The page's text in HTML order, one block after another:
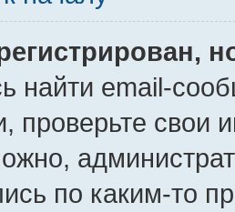
найти email-
проверьте свои
по каким-то